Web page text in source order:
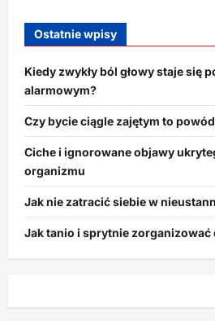
Ostatnie wpisy
Kiedy zwykły ból głowy staje się
alarmowym?
Czy bycie ciągle zajętym to
Ciche i ignorowane objawy
organizmu
Jak nie zatracić siebie w
Jak tanio i sprytnie zorganizować